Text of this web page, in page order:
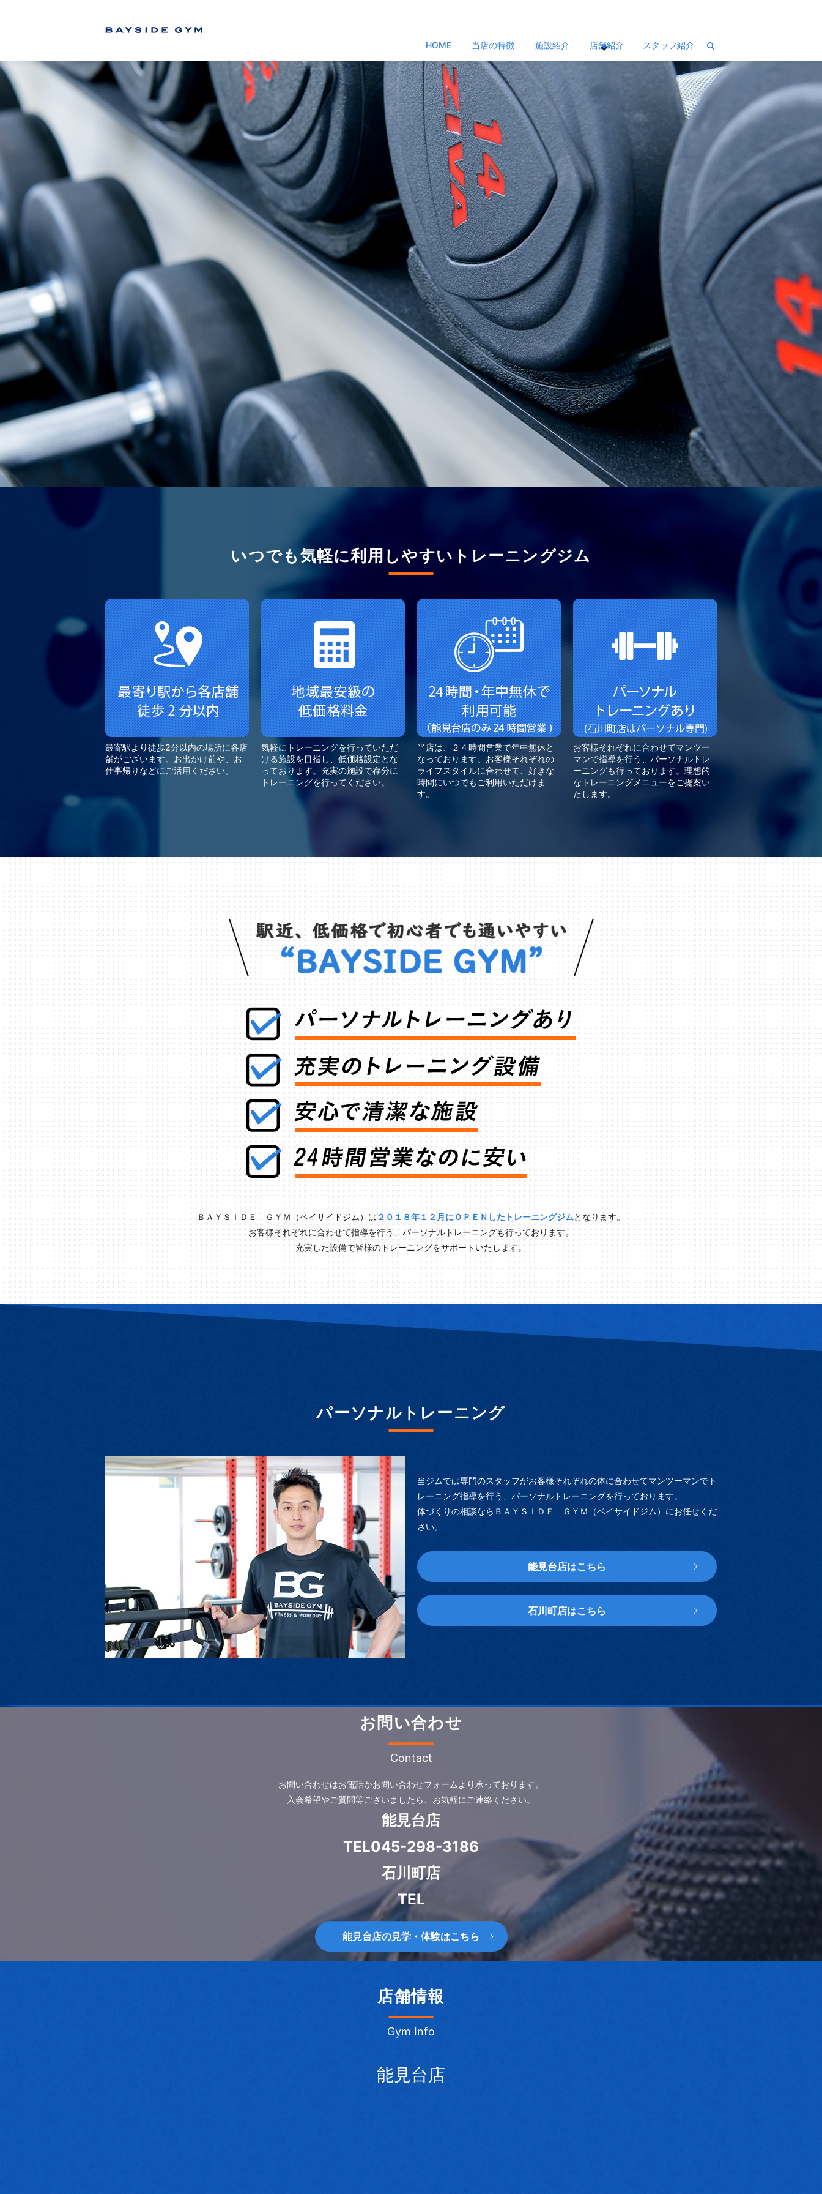
HOME 当店の特徴 施設紹介 店舗紹介 スタッフ紹介
いつでも気軽に利用しやすいトレーニングジム
最寄駅より徒歩2分以内の場所に各店
舗がございます。お出かけ前や、お
仕事帰りなどにご活用ください。
気軽にトレーニングを行っていただ
ける施設を目指し、低価格設定とな
っております。充実の施設で存分に
トレーニングを行ってください。
当店は、２４時間営業で年中無休と
なっております。お客様それぞれの
ライフスタイルに合わせて、好きな
時間にいつでもご利用いただけま
す。
お客様それぞれに合わせてマンツー
マンで指導を行う、パーソナルトレ
ーニングも行っております。理想的
なトレーニングメニューをご提案い
たします。
ＢＡＹＳＩＤＥ ＧＹＭ（ベイサイドジム）は ２０１８年１２月にＯＰＥＮしたトレーニングジムとなります。
お客様それぞれに合わせて指導を行う、パーソナルトレーニングも行っております。
充実した設備で皆様のトレーニングをサポートいたします。
パーソナルトレーニング
当ジムでは専門のスタッフがお客様それぞれの体に合わせてマンツーマンでト
レーニング指導を行う、パーソナルトレーニングを行っております。
体づくりの相談ならＢＡＹＳＩＤＥ ＧＹＭ（ベイサイドジム）にお任せくだ
さい。
能見台店はこちら
石川町店はこちら
お問い合わせ
Contact
お問い合わせはお電話かお問い合わせフォームより承っております。
入会希望やご質問等ございましたら、お気軽にご連絡ください。
能見台店
TEL045-298-3186
石川町店
TEL
能見台店の見学・体験はこちら
店舗情報
Gym Info
能見台店